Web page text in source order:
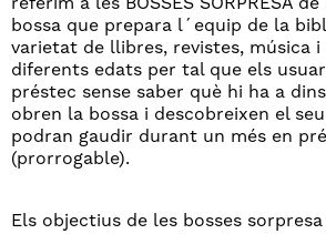
referim a les BOSSES SORPRESA
bossa que prepara l´equip de la
varietat de llibres, revistes, música
diferents edats per tal que els
préstec sense saber què hi ha a
obren la bossa i descobreixen el
podran gaudir durant un més en
(prorrogable).
Els objectius de les bosses